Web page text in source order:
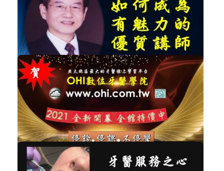
經營管理 加入購物車
購買後有效期限：2026-09-06
3525
NT$1,500
郭志鵬 - 如何成為有魅力的優質講師-...
經營管理 加入購物車
購買後有效期限：課程下架時
3382
全新開幕超值專案(全館課程不限次數,...